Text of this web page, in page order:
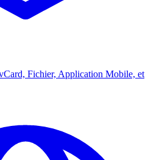
Fichier, Application Mobile, et